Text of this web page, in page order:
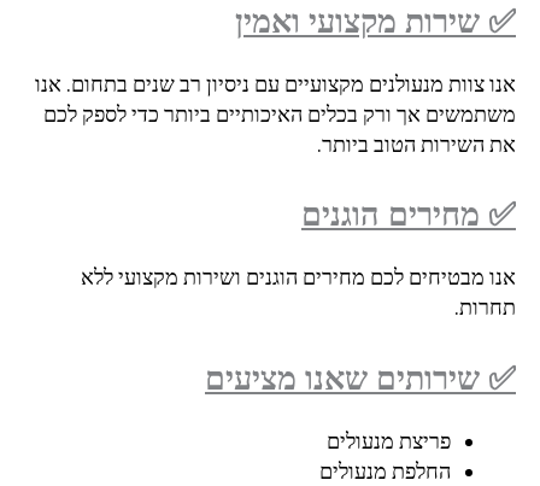
✅ שירות מקצועי ואמין
אנו צוות מנעולנים מקצועיים עם ניסיון רב שנים בתחום. אנו
משתמשים אך ורק בכלים האיכותיים ביותר כדי לספק לכם
את השירות הטוב ביותר.
✅ מחירים הוגנים
אנו מבטיחים לכם מחירים הוגנים ושירות מקצועי ללא
תחרות.
✅ שירותים שאנו מציעים
פריצת מנעולים
החלפת מנעולים